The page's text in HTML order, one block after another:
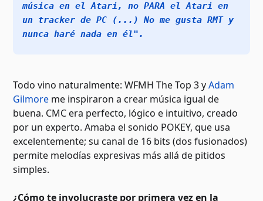
música en el Atari, no PARA el Atari en
un tracker de PC (...) No me gusta RMT y
nunca haré nada en él".
Todo vino naturalmente: WFMH The Top 3 yAdam
Gilmore me inspiraron a crear música igual de
buena. CMC era perfecto, lógico e intuitivo, creado
por un experto. Amaba el sonido POKEY, que usa
excelentemente; su canal de 16 bits (dos fusionados)
permite melodías expresivas más allá de pitidos
simples.
¿Cómo te involucraste por primera vez en la